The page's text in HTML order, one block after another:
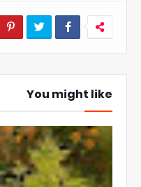
You might like